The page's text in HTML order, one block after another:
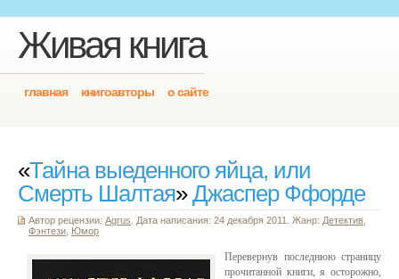
Живая книга
главная книгоавторы о сайте
«Тайна выеденного яйца, или
Смерть Шалтая»Джаспер Ффорде
Автор рецензии: Agrus . Дата написания: 24 декабря 2011. Жанр: Детектив
Фэнтези Юмор
Перевернув последнюю страницу
прочитанной книги, я осторожно,